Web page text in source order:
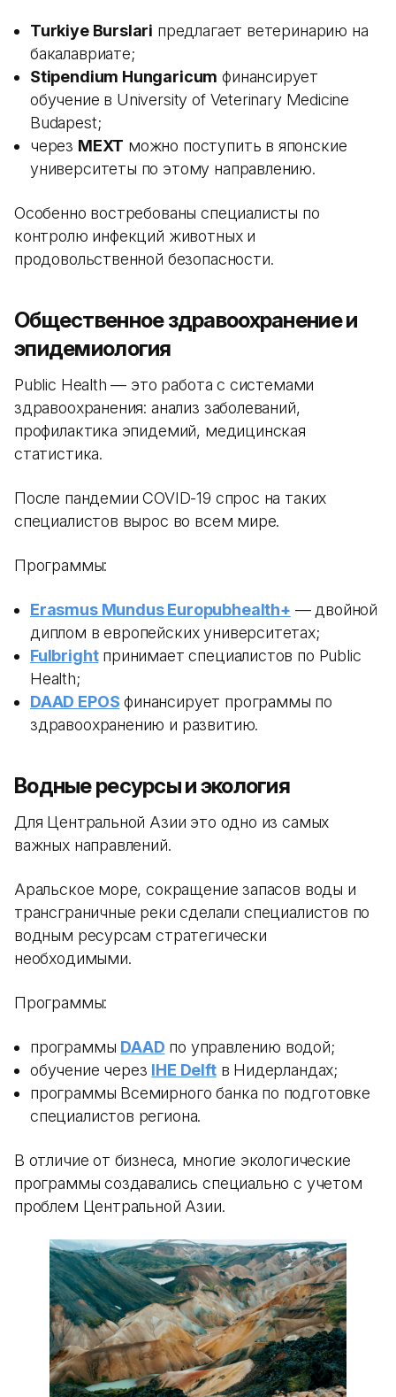
Turkiye Burslari предлагает ветеринарию на
бакалавриате;
Stipendium Hungaricum финансирует
обучение в University of Veterinary Medicine
Budapest;
через MEXT можно поступить в японские
университеты по этому направлению.
Особенно востребованы специалисты по
контролю инфекций животных и
продовольственной безопасности.
Общественное здравоохранение и
эпидемиология
Public Health — это работа с системами
здравоохранения: анализ заболеваний,
профилактика эпидемий, медицинская
статистика.
После пандемии COVID-19 спрос на таких
специалистов вырос во всем мире.
Программы:
Erasmus Mundus Europubhealth+ — двойной
диплом в европейских университетах;
Fulbrightпринимает специалистов по Public
Health;
DAAD EPOS финансирует программы по
здравоохранению и развитию.
Водные ресурсы и экология
Для Центральной Азии это одно из самых
важных направлений.
Аральское море, сокращение запасов воды и
трансграничные реки сделали специалистов по
водным ресурсам стратегически
необходимыми.
Программы:
программы DAAD по управлению водой;
обучение через IHE Delftв Нидерландах;
программы Всемирного банка по подготовке
специалистов региона.
В отличие от бизнеса, многие экологические
программы создавались специально с учетом
проблем Центральной Азии.